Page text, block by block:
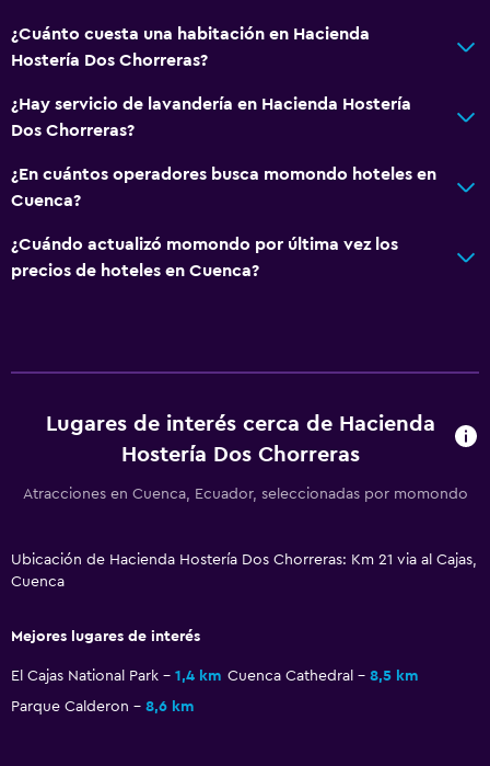
Para no fumadores
Entrada privada
extra)
Estacionamiento accesible
Albornoz
Ducha
Tina de baño
Aseo
Papel higiénico
¿Cuánto cuesta una habitación en Hacienda
Hostería Dos Chorreras?
¿Hay servicio de lavandería en Hacienda Hostería
Dos Chorreras?
¿En cuántos operadores busca momondo hoteles en
Cuenca?
¿Cuándo actualizó momondo por última vez los
precios de hoteles en Cuenca?
Lugares de interés cerca de Hacienda
Hostería Dos Chorreras
Atracciones en Cuenca, Ecuador, seleccionadas por momondo
Ubicación de Hacienda Hostería Dos Chorreras: Km 21 via al Cajas,
Cuenca
Mejores lugares de interés
El Cajas National Park 1,4 km Cuenca Cathedral
8,5 km
Parque Calderon
8,6 km